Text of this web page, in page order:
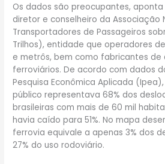
Os dados são preocupantes,
diretor e conselheiro da Associação
Transportadores de Passageiros
Trilhos), entidade que operadores
e metrôs, bem como fabricantes de
ferroviários. De acordo com dados
Pesquisa Econômica Aplicada
público representava 68% dos
brasileiras com mais de 60 mil
havia caído para 51%. No mapa
ferrovia equivale a apenas 3% dos
27% do uso rodoviário.